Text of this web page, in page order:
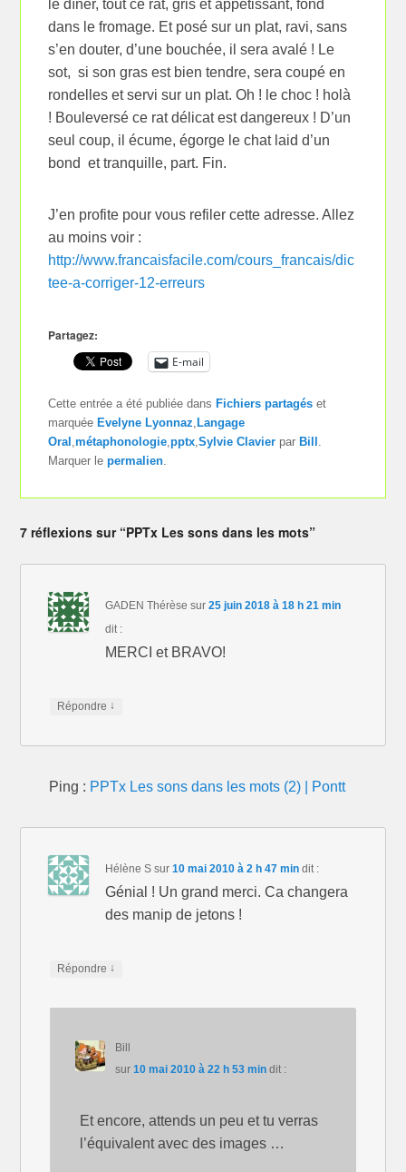
le dîner, tout ce rat, gris et appétissant, fond
dans le fromage. Et posé sur un plat, ravi, sans
s’en douter, d’une bouchée, il sera avalé ! Le
sot, si son gras est bien tendre, sera coupé en
rondelles et servi sur un plat. Oh ! le choc ! holà
! Bouleversé ce rat délicat est dangereux ! D’un
seul coup, il écume, égorge le chat laid d’un
bond et tranquille, part. Fin.
J’en profite pour vous refiler cette adresse. Allez
au moins voir :
http://www.francaisfacile.com/cours_francais/dic
tee-a-corriger-12-erreurs
Partagez:
E-mail
Cette entrée a été publiée dans Fichiers partagés et
marquée Evelyne Lyonnaz, Langage
Oral ,métaphonologie,pptx,Sylvie Clavier par Bill .
Marquer lepermalien.
7 réflexions sur “PPTx Les sons dans les mots”
GADEN Thérèse sur25 juin 2018 à 18 h 21 min
dit :
MERCI et BRAVO!
Répondre ↓
Ping : PPTx Les sons dans les mots (2) | Pontt
Hélène S sur10 mai 2010 à 2 h 47 min dit :
Génial ! Un grand merci. Ca changera
des manip de jetons !
Répondre ↓
Bill
sur 10 mai 2010 à 22 h 53 min dit :
Et encore, attends un peu et tu verras
l’équivalent avec des images …